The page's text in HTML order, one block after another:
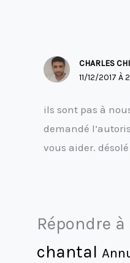
CHARLES
11/12/2017 À
ils sont pas à
demandé
vous aider. désolé
Répondre à
chantal